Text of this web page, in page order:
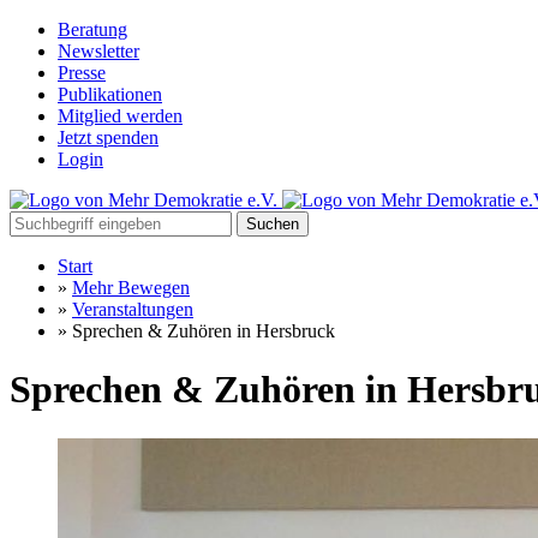
Beratung
Newsletter
Presse
Publikationen
Mitglied werden
Jetzt spenden
Login
Suchen
Start
» Mehr Bewegen
» Veranstaltungen
» Sprechen & Zuhören in Hersbruck
Sprechen & Zuhören in